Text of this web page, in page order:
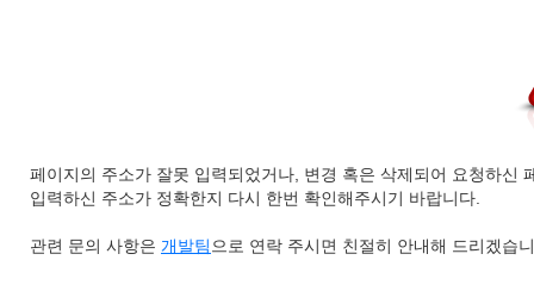
페이지의 주소가 잘못 입력되었거나, 변경 혹은 삭제되어 요청하신
입력하신 주소가 정확한지 다시 한번 확인해주시기 바랍니다.
관련 문의 사항은 개발팀 으로 연락 주시면 친절히 안내해 드리겠습